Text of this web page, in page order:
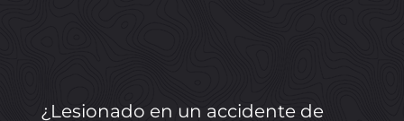
¿Lesionado en un accidente de